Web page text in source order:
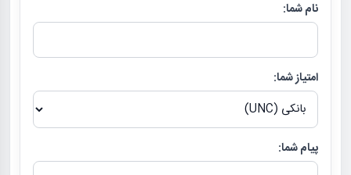
نام شما:
امتیاز شما:
پیام شما: